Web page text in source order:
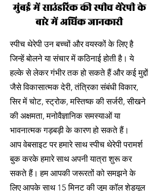
मुंबई में साउंडरिक की स्पीच थेरेपी के
बारे में अधिक जानकारी
स्पीच थेरेपी उन बच्चों और वयस्कों के लिए है
जिन्हें बोलने या संचार में कठिनाई होती है। ये
हल्के से लेकर गंभीर तक हो सकते हैं और कई मुद्दों
जैसे विकासात्मक देरी, तंत्रिका संबंधी विकार,
सिर में चोट, स्ट्रोक, मस्तिष्क की सर्जरी, सीखने
की अक्षमता, मनोवैज्ञानिक समस्याओं या
भावनात्मक गड़बड़ी के कारण हो सकते हैं।
आप वेबसाइट पर हमारे साथ स्पीच थेरेपी परामर्श
बुक करके हमारे साथ अपनी यात्रा शुरू कर
सकते हैं। हम आपकी जरूरतों को समझने के
लिए आपके साथ 15 मिनट की जूम कॉल शेड्यूल